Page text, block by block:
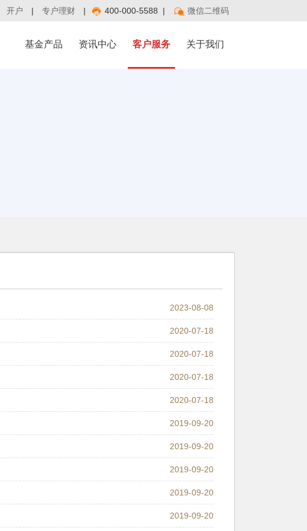
开户 | 专户理财 | 400-000-5588 | 微信二维码
基金产品 资讯中心 客户服务 关于我们
2023-08-08
2020-07-18
2020-07-18
2020-07-18
2020-07-18
2019-09-20
2019-09-20
2019-09-20
2019-09-20
2019-09-20